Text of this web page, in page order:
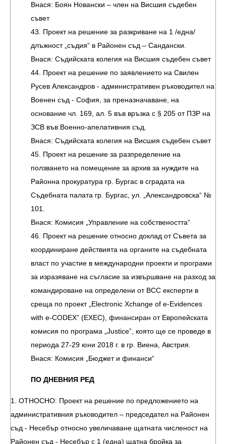
Внася: Боян Новански – член на Висшия съдебен
съвет
43. Проект на решение за разкриване на 1 /една/
длъжност „съдия“ в Районен съд – Сандански.
Внася: Съдийската колегия на Висшия съдебен съвет
44. Проект на решение по заявлението на Свилен
Русев Александров - административен ръководител на
Военен съд - София, за преназначаване, на
основание чл. 169, ал. 5 във връзка с § 205 от ПЗР на
ЗСВ във Военно-апелативния съд.
Внася: Съдийската колегия на Висшия съдебен съвет
45. Проект на решение за разпределение на
ползването на помещение за архив за нуждите на
Районна прокуратура гр. Бургас в сградата на
Съдебната палата гр. Бургас, ул. „Александровска“ №
101.
Внася: Комисия „Управление на собствеността“
46. Проект на решение относно доклад от Съвета за
координиране действията на органите на съдебната
власт по участие в международни проекти и програми
за изразяване на съгласие за извършване на разход за
командироване на определени от ВСС експерти в
среща по проект „Electronic Xchange of e-Evidences
with e-CODEX” (EXEC), финансиран от Европейската
комисия по програма „Justice”, която ще се проведе в
периода 27-29 юни 2018 г. в гр. Виена, Австрия.
Внася: Комисия „Бюджет и финанси“
ПО ДНЕВНИЯ РЕД
1. ОТНОСНО: Проект на решение по предложението на
административния ръководител – председател на Районен
съд - Несебър относно увеличаване щатната численост на
Районен съд - Несебър с 1 (една) щатна бройка за